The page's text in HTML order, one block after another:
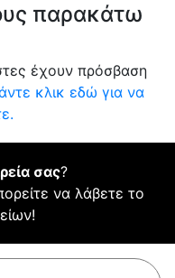
παρακάτω
έχουν πρόσβαση
κλικ εδώ για να
σας?
να λάβετε το